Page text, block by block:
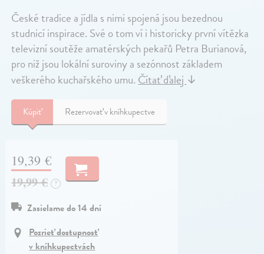
České tradice a jídla s nimi spojená jsou bezednou
studnicí inspirace. Své o tom ví i historicky první vítězka
televizní soutěže amatérských pekařů Petra Burianová,
pro niž jsou lokální suroviny a sezónnost základem
veškerého kuchařského umu.Čítať ďalej↓
Kúpiť Rezervovať v kníhkupectve
19,39 €
19,99 € ?
Zasielame do 14 dní
Pozrieť dostupnosť
v kníhkupectvách